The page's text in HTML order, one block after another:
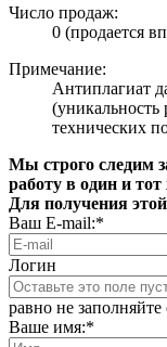
Число продаж:
0 (продается
Примечание:
Антиплагиат
(уникальность
технических
Мы строго следим
работу в один и тот
Для получения
Ваш E-mail:*
Логин
равно не заполняйте
Ваше имя:*